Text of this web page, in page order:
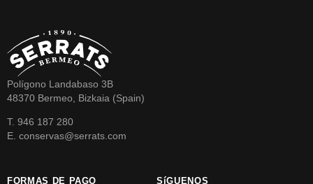
Polígono Landabaso 3B
48370 Bermeo, Bizkaia (Spain)
T. 946 187 280
E. conservas@serrats.com
FORMAS DE PAGO SíGUENOS